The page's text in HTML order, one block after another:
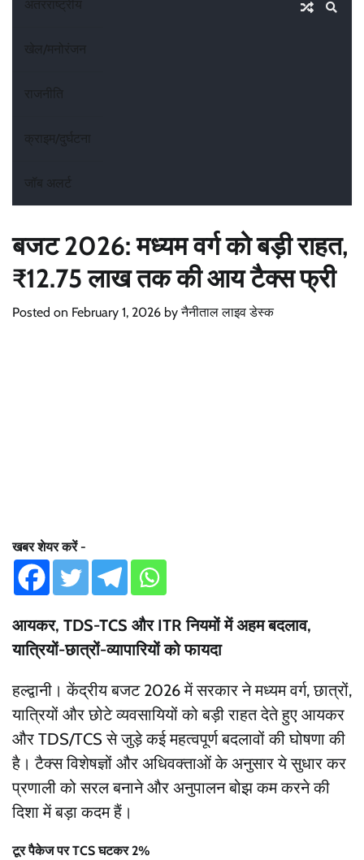
अंतरराष्ट्रीय
खेल/मनोरंजन
राजनीति
क्राइम/दुर्घटना
जॉब अलर्ट
बजट 2026: मध्यम वर्ग को बड़ी राहत,
₹12.75 लाख तक की आय टैक्स फ्री
Posted on February 1, 2026 byनैनीताल लाइव डेस्क
खबर शेयर करें -
आयकर, TDS-TCS और ITR नियमों में अहम बदलाव,
यात्रियों-छात्रों-व्यापारियों को फायदा
हल्द्वानी। केंद्रीय बजट 2026 में सरकार ने मध्यम वर्ग, छात्रों,
यात्रियों और छोटे व्यवसायियों को बड़ी राहत देते हुए आयकर
और TDS/TCS से जुड़े कई महत्वपूर्ण बदलावों की घोषणा की
है। टैक्स विशेषज्ञों और अधिवक्ताओं के अनुसार ये सुधार कर
प्रणाली को सरल बनाने और अनुपालन बोझ कम करने की
दिशा में बड़ा कदम हैं।
टूर पैकेज पर TCS घटकर 2%